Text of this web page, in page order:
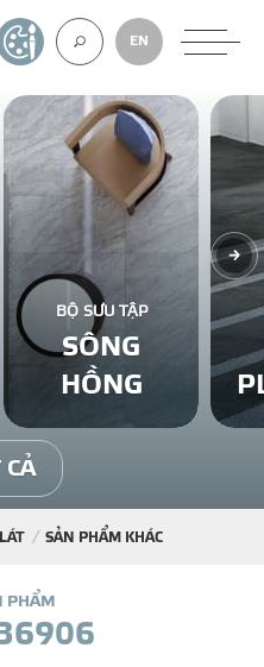
VỀ CHÚNG
GẠCH ỐP LÁT
BÊ TÔNG KHÍ
NGÓI LỢP
KÊNH PHÂN
EN
TỰ THIẾT KẾ
BỘ SƯU TẬP
SÔNG
HỒNG
CẢ
SẢN PHẨM KHÁC
PHẨM
6906